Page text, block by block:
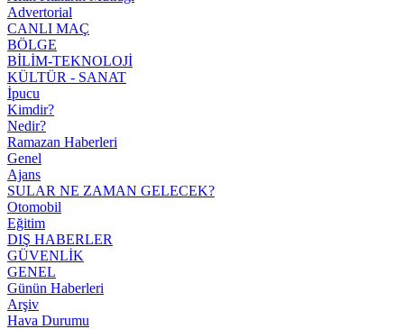
Advertorial
CANLI MAÇ
BÖLGE
BİLİM-TEKNOLOJİ
KÜLTÜR - SANAT
İpucu
Kimdir?
Nedir?
Ramazan Haberleri
Genel
Ajans
SULAR NE ZAMAN GELECEK?
Otomobil
Eğitim
DIŞ HABERLER
GÜVENLİK
GENEL
Günün Haberleri
Arşiv
Hava Durumu